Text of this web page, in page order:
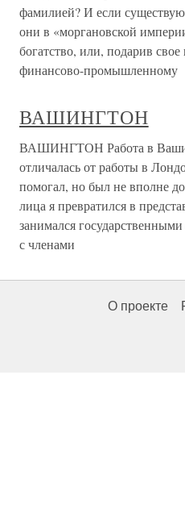
фамилией? И если
они в «моргановской
богатство, или, подарив
финансово-промышленному
ВАШИНГТОН
ВАШИНГТОН Работа в
отличалась от работы в
помогал, но был не вполне
лица я превратился в
занимался
с членами
О проекте